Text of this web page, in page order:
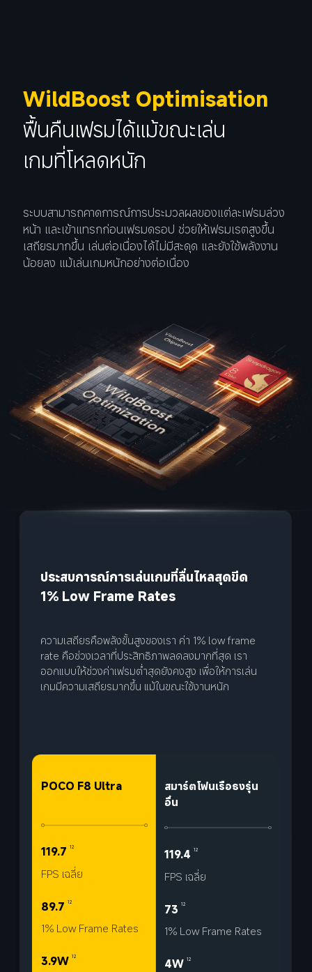
WildBoost Optimisation
ฟื้นคืนเฟรมได้แม้ขณะเล่น
เกมที่โหลดหนัก
ระบบสามารถคาดการณ์การประมวลผลของแต่ละเฟรมล่วง
หน้า และเข้าแทรกก่อนเฟรมดรอป ช่วยให้เฟรมเรตสูงขึ้น
เสถียรมากขึ้น เล่นต่อเนื่องได้ไม่มีสะดุด และยังใช้พลังงาน
น้อยลง แม้เล่นเกมหนักอย่างต่อเนื่อง
ประสบการณ์การเล่นเกมที่ลื่นไหลสุดขีด
1% Low Frame Rates
ความเสถียรคือพลังขั้นสูงของเรา ค่า 1% low frame
rate คือช่วงเวลาที่ประสิทธิภาพลดลงมากที่สุด เรา
ออกแบบให้ช่วงค่าเฟรมต่ำสุดยังคงสูง เพื่อให้การเล่น
เกมมีความเสถียรมากขึ้น แม้ในขณะใช้งานหนัก
POCO F8 Ultra
119.7 12
FPS เฉลี่ย
89.7 12
1% Low Frame Rates
3.9W 12
สมาร์ตโฟนเรือธงรุ่น
อื่น
119.4 12
FPS เฉลี่ย
73 12
1% Low Frame Rates
4W 12